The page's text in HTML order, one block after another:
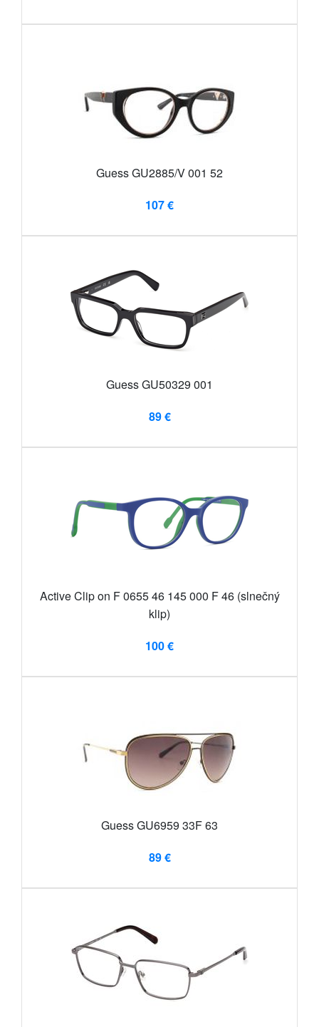
Guess GU2885/V 001 52
107 €
Guess GU50329 001
89 €
Active Clip on F 0655 46 145 000 F 46 (slnečný
klip)
100 €
Guess GU6959 33F 63
89 €